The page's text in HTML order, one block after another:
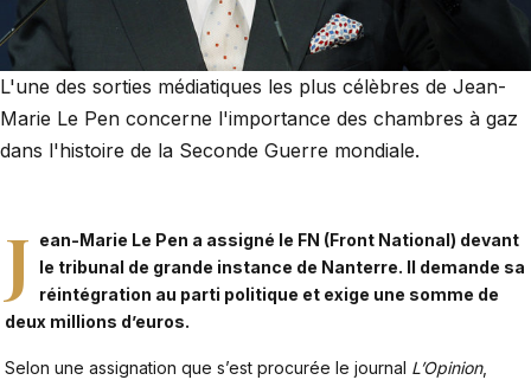
L'une des sorties médiatiques les plus célèbres de Jean-
Marie Le Pen concerne l'importance des chambres à gaz
dans l'histoire de la Seconde Guerre mondiale.
J ean-Marie Le Pen a assigné le FN (Front National) devant
le tribunal de grande instance de Nanterre. Il demande sa
réintégration au parti politique et exige une somme de
deux millions d’euros.
Selon une assignation que s’est procurée le journal L’Opinion,